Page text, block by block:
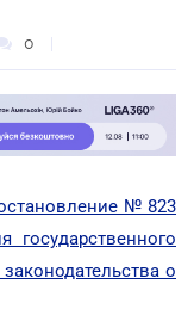
0
№ 823
государственного
о